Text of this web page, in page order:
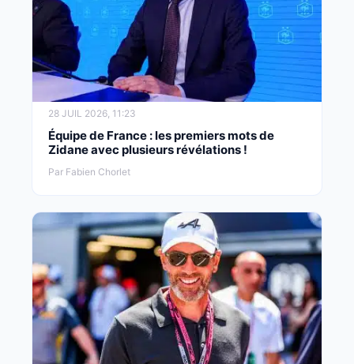
28 JUIL 2026, 11:23
Équipe de France : les premiers mots de
Zidane avec plusieurs révélations !
Par Fabien Chorlet